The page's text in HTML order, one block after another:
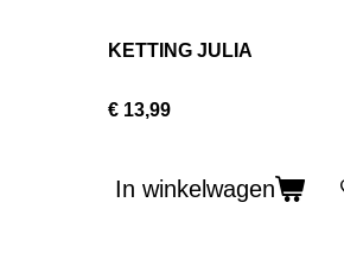
KETTING JULIA
€ 13,99
In winkelwagen